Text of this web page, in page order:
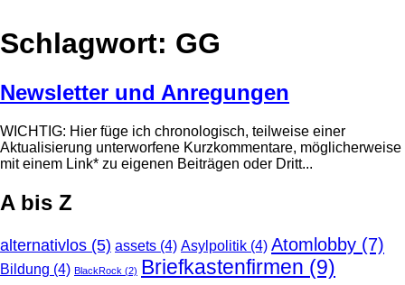
Schlagwort: GG
Newsletter und Anregungen
WICHTIG: Hier füge ich chronologisch, teilweise einer
Aktualisierung unterworfene Kurzkommentare, möglicherweise
mit einem Link* zu eigenen Beiträgen oder Dritt...
A bis Z
alternativlos (5) assets (4) Asylpolitik (4) Atomlobby (7)
Bildung (4) BlackRock (2) Briefkastenfirmen (9)